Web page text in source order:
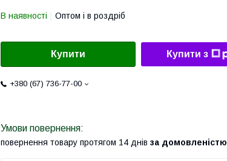
В наявності Оптом і в роздріб
Купити Купити з
+380 (67) 736-77-00
повернення товару протягом 14 днів за домовленістю